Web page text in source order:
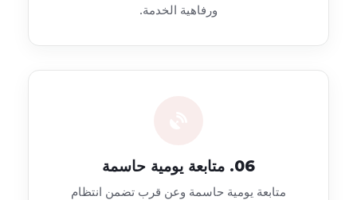
ورفاهية الخدمة.
06. متابعة يومية حاسمة
متابعة يومية حاسمة وعن قرب تضمن انتظام